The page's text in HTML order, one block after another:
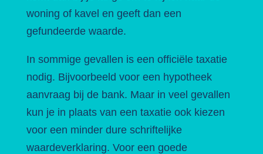
woning of kavel en geeft dan een
gefundeerde waarde.
In sommige gevallen is een officiële taxatie
nodig. Bijvoorbeeld voor een hypotheek
aanvraag bij de bank. Maar in veel gevallen
kun je in plaats van een taxatie ook kiezen
voor een minder dure schriftelijke
waardeverklaring. Voor een goede